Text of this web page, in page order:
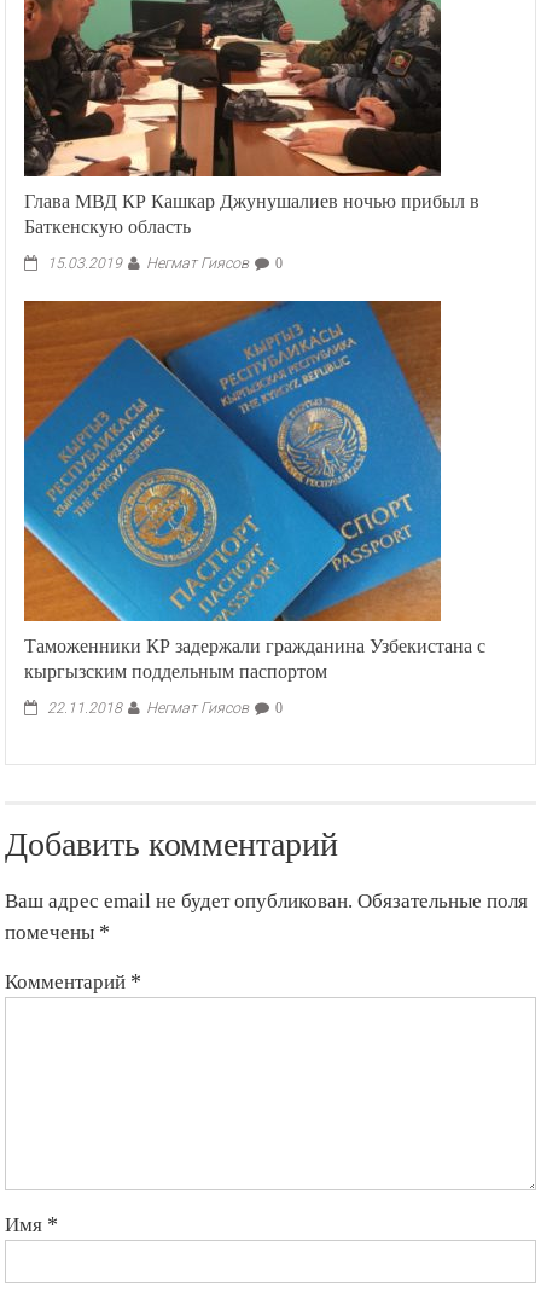
Глава МВД КР Кашкар Джунушалиев ночью прибыл в
Баткенскую область
15.03.2019 Негмат Гиясов 0
Таможенники КР задержали гражданина Узбекистана с
кыргызским поддельным паспортом
22.11.2018 Негмат Гиясов 0
Добавить комментарий
Ваш адрес email не будет опубликован. Обязательные поля
помечены *
Комментарий *
Имя *